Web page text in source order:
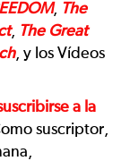
, The
, The Great
, y los Vídeos
a la
suscriptor,